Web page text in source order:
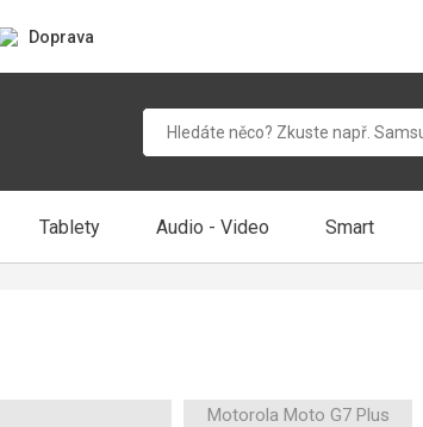
Doprava
Tablety Audio - Video Smart
Motorola Moto G7 Plus